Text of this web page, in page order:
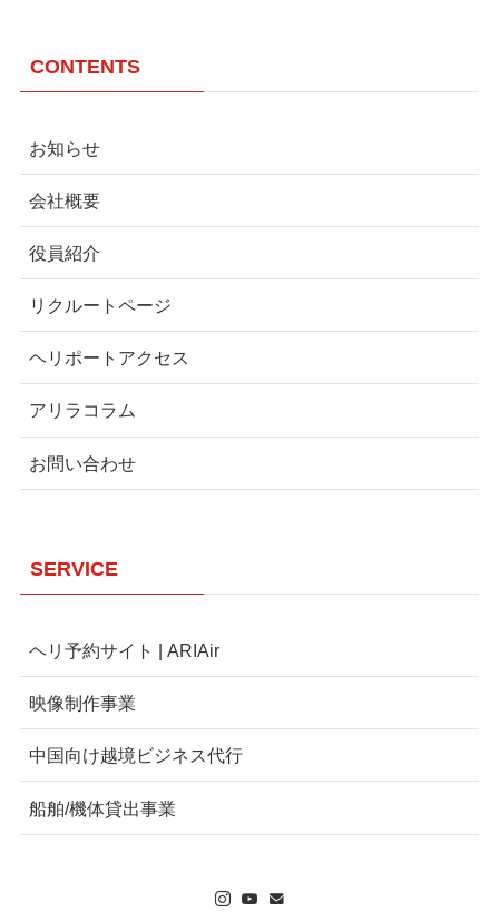
CONTENTS
お知らせ
会社概要
役員紹介
リクルートページ
ヘリポートアクセス
アリラコラム
お問い合わせ
SERVICE
ヘリ予約サイト | ARIAir
映像制作事業
中国向け越境ビジネス代行
船舶/機体貸出事業